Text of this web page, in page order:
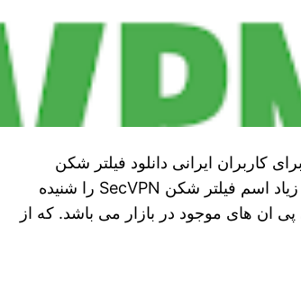
روش استفاده از وی پی ان محبوب SecVPN برای کاربران ایرانی دانلود فیلتر شکن
SecVPN از گوگل پلی بدون قطعی به احتمال زیاد اسم فیلتر شکن SecVPN را شنیده
ان‌ های موجود در بازار می‌ باشد. که از